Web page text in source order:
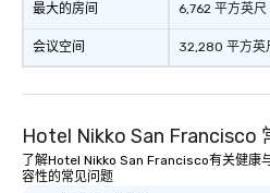
最大的房间
会议空间
6,762 平方英尺
32,280 平方英
Hotel Nikko San Francisco
了解Hotel Nikko San Francisco有关健康
容性的常见问题